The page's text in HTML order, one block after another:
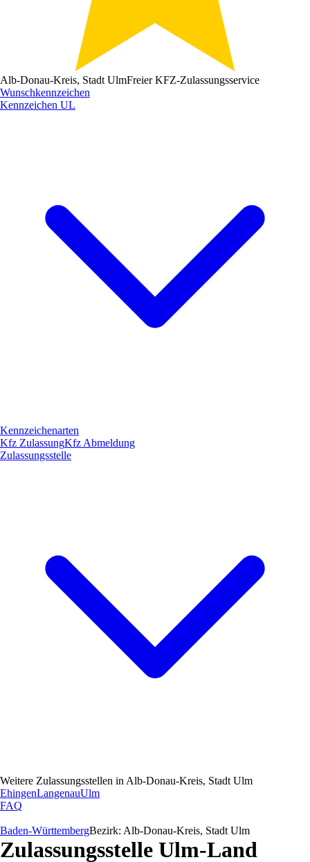
Alb-Donau-Kreis, Stadt UlmFreier KFZ-Zulassungsservice
Wunschkennzeichen
Kennzeichen UL
Kennzeichenarten
Kfz ZulassungKfz Abmeldung
Zulassungsstelle
Weitere Zulassungsstellen in Alb-Donau-Kreis, Stadt Ulm
EhingenLangenauUlm
FAQ
Baden-WürttembergBezirk: Alb-Donau-Kreis, Stadt Ulm
Zulassungsstelle Ulm-Land